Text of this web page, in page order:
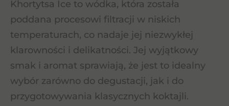
Khortytsa Ice to wódka, która została
poddana procesowi filtracji w niskich
temperaturach, co nadaje jej niezwykłej
klarowności i delikatności. Jej wyjątkowy
smak i aromat sprawiają, że jest to idealny
wybór zarówno do degustacji, jak i do
przygotowywania klasycznych koktajli.